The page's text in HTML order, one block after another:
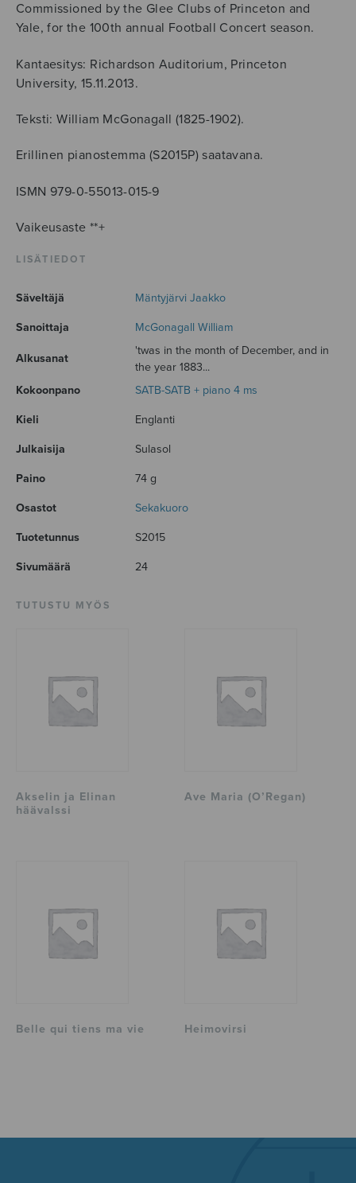
Commissioned by the Glee Clubs of Princeton and
Yale, for the 100th annual Football Concert season.
Kantaesitys: Richardson Auditorium, Princeton
University, 15.11.2013.
Teksti: William McGonagall (1825-1902).
Erillinen pianostemma (S2015P) saatavana.
ISMN 979-0-55013-015-9
Vaikeusaste **+
LISÄTIEDOT
Säveltäjä Mäntyjärvi Jaakko
Sanoittaja McGonagall William
Alkusanat
'twas in the month of December, and in
the year 1883...
Kokoonpano
SATB-SATB + piano 4 ms
Kieli Englanti
Julkaisija Sulasol
Paino 74 g
Osastot Sekakuoro
Tuotetunnus S2015
Sivumäärä 24
TUTUSTU MYÖS
Akselin ja Elinan
häävalssi
Ave Maria (O’Regan)
Belle qui tiens ma vie Heimovirsi